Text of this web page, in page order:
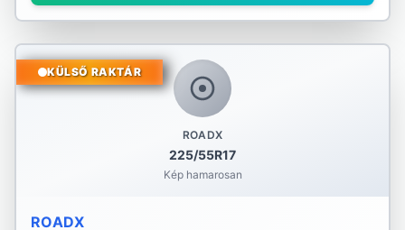
ROADX
225/55R17
Kép hamarosan
KÜLSŐ RAKTÁR
ROADX